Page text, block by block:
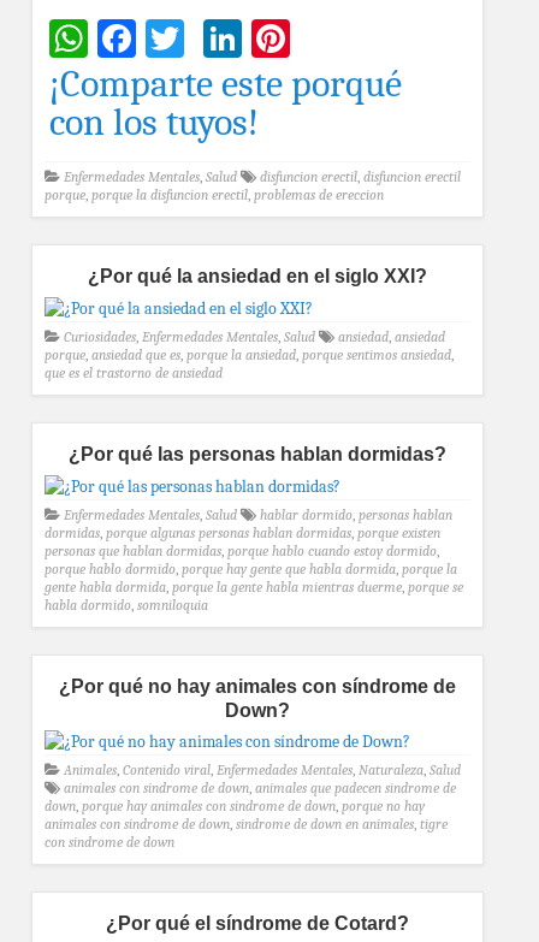
WhatsApp
Facebook
TwitterLinkedIn
¡Comparte este porqué
con los tuyos!
Enfermedades Mentales, Salud disfuncion erectil, disfuncion erectil
porque, porque la disfuncion erectil, problemas de ereccion
¿Por qué la ansiedad en el siglo XXI?
Curiosidades Enfermedades Mentales Salud ansiedad ansiedad
porque ansiedad que es porque la ansiedad porque sentimos ansiedad
que es el trastorno de ansiedad
¿Por qué las personas hablan dormidas?
Enfermedades Mentales Salud hablar dormido personas hablan
dormidas porque algunas personas hablan dormidas porque existen
personas que hablan dormidas porque hablo cuando estoy dormido
porque hablo dormido porque hay gente que habla dormida porque la
gente habla dormida porque la gente habla mientras duerme porque se
habla dormido somniloquia
¿Por qué no hay animales con síndrome de
Down?
Animales, Contenido viral, Enfermedades Mentales, Naturaleza, Salud
animales con sindrome de down, animales que padecen sindrome de
down, porque hay animales con sindrome de down, porque no hay
animales con sindrome de down, sindrome de down en animales, tigre
con sindrome de down
¿Por qué el síndrome de Cotard?